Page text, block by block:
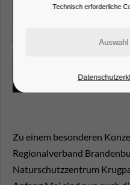
Zu einem besonderen
Regionalverband
Naturschutzzentrum
Technisch erforderliche